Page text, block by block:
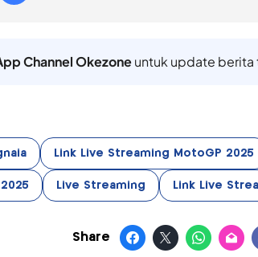
Channel Okezoneuntuk update berita
Link Live Streaming MotoGP 2025
Live Streaming Link Live
Share